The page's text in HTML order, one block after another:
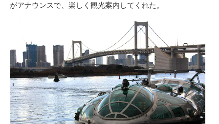
がアナウンスで、楽しく観光案内してくれた。